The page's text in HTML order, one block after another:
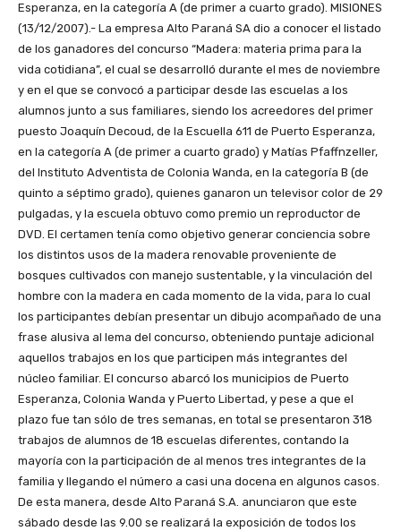
Esperanza, en la categoría A (de primer a cuarto grado). MISIONES
(13/12/2007).- La empresa Alto Paraná SA dio a conocer el listado
de los ganadores del concurso “Madera: materia prima para la
vida cotidiana”, el cual se desarrolló durante el mes de noviembre
y en el que se convocó a participar desde las escuelas a los
alumnos junto a sus familiares, siendo los acreedores del primer
puesto Joaquín Decoud, de la Escuella 611 de Puerto Esperanza,
en la categoría A (de primer a cuarto grado) y Matías Pfaffnzeller,
del Instituto Adventista de Colonia Wanda, en la categoría B (de
quinto a séptimo grado), quienes ganaron un televisor color de 29
pulgadas, y la escuela obtuvo como premio un reproductor de
DVD. El certamen tenía como objetivo generar conciencia sobre
los distintos usos de la madera renovable proveniente de
bosques cultivados con manejo sustentable, y la vinculación del
hombre con la madera en cada momento de la vida, para lo cual
los participantes debían presentar un dibujo acompañado de una
frase alusiva al lema del concurso, obteniendo puntaje adicional
aquellos trabajos en los que participen más integrantes del
núcleo familiar. El concurso abarcó los municipios de Puerto
Esperanza, Colonia Wanda y Puerto Libertad, y pese a que el
plazo fue tan sólo de tres semanas, en total se presentaron 318
trabajos de alumnos de 18 escuelas diferentes, contando la
mayoría con la participación de al menos tres integrantes de la
familia y llegando el número a casi una docena en algunos casos.
De esta manera, desde Alto Paraná S.A. anunciaron que este
sábado desde las 9.00 se realizará la exposición de todos los